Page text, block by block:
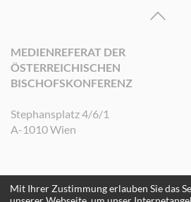
MEDIENREFERAT DER
ÖSTERREICHISCHEN
BISCHOFSKONFERENZ
Stephansplatz 4/6/1
A-1010 Wien
©2026 Medienreferat der Österreichischen
Mit Ihrer Zustimmung erlauben Sie das